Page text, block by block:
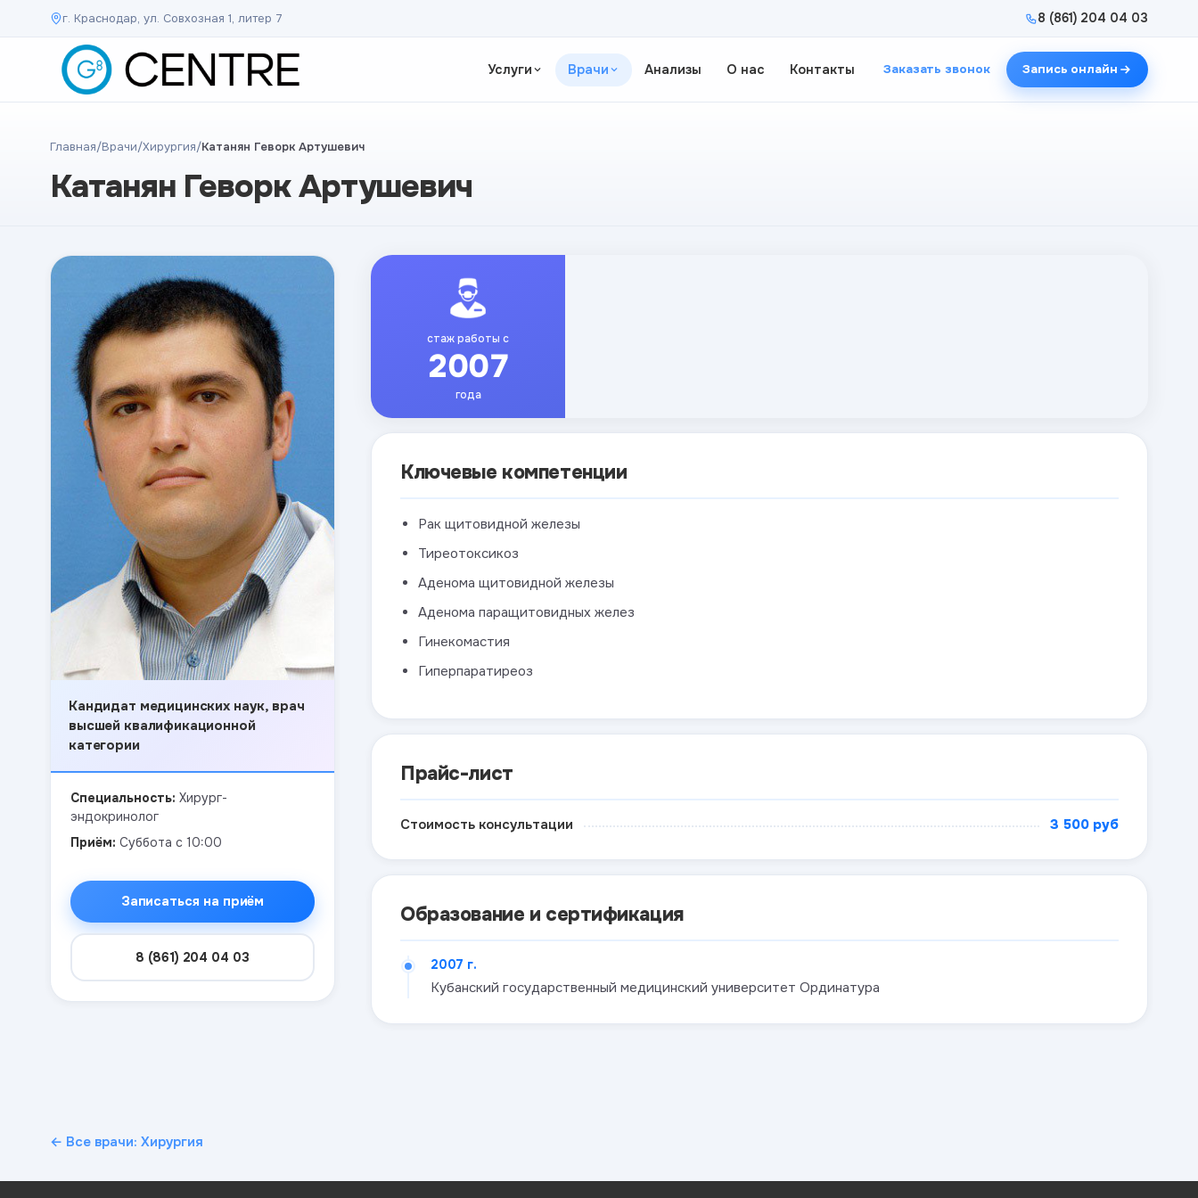
г. Краснодар, ул. Совхозная 1, литер 7 8 (861) 204 04 03
Услуги Врачи Анализы О нас Контакты Заказать звонок Запись онлайн
Главная/Врачи/Хирургия/Катанян Геворк Артушевич
Катанян Геворк Артушевич
Кандидат медицинских наук, врач
высшей квалификационной
категории
Специальность: Хирург-
эндокринолог
Приём: Суббота с 10:00
Записаться на приём
8 (861) 204 04 03
стаж работы с
2007
года
Ключевые компетенции
Рак щитовидной железы
Тиреотоксикоз
Аденома щитовидной железы
Аденома паращитовидных желез
Гинекомастия
Гиперпаратиреоз
Прайс-лист
Стоимость консультации 3 500 руб
Образование и сертификация
2007 г.
Кубанский государственный медицинский университет Ординатура
← Все врачи: Хирургия